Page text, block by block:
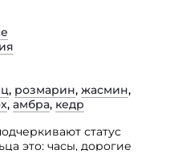
, розмарин, жасмин,
, амбра, кедр
статус
это: часы, дорогие